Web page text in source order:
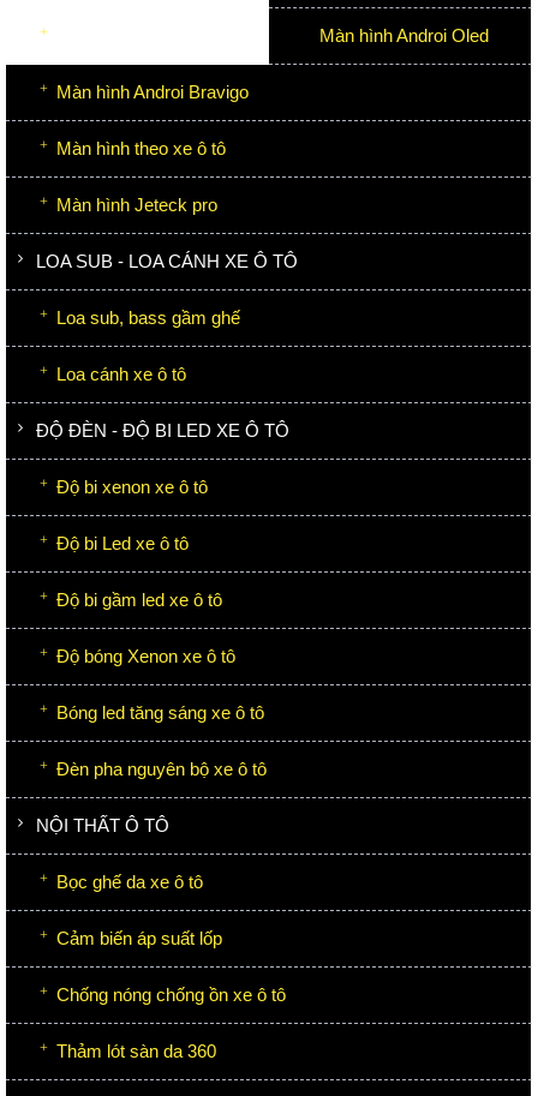
Màn hình Androi Oled
Màn hình Androi Bravigo
Màn hình theo xe ô tô
Màn hình Jeteck pro
LOA SUB - LOA CÁNH XE Ô TÔ
Loa sub, bass gầm ghế
Loa cánh xe ô tô
ĐỘ ĐÈN - ĐỘ BI LED XE Ô TÔ
Độ bi xenon xe ô tô
Độ bi Led xe ô tô
Độ bi gầm led xe ô tô
Độ bóng Xenon xe ô tô
Bóng led tăng sáng xe ô tô
Đèn pha nguyên bộ xe ô tô
NỘI THẤT Ô TÔ
Bọc ghế da xe ô tô
Cảm biến áp suất lốp
Chống nóng chống ồn xe ô tô
Thảm lót sàn da 360